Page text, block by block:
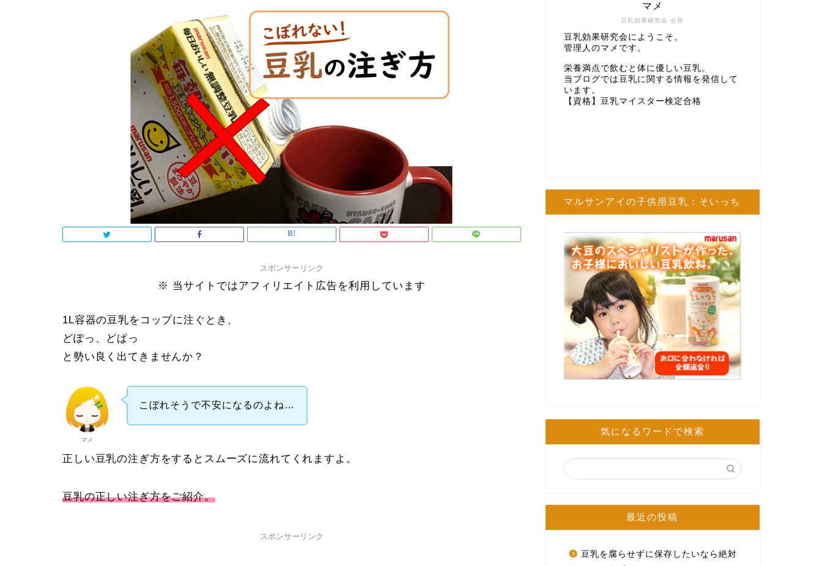
スポンサーリンク
※ 当サイトではアフィリエイト広告を利用しています
1L容器の豆乳をコップに注ぐとき、
どぽっ、どぱっ
と勢い良く出てきませんか？
マメ
こぼれそうで不安になるのよね…
正しい豆乳の注ぎ方をするとスムーズに流れてくれますよ。
豆乳の正しい注ぎ方をご紹介。
スポンサーリンク
豆乳効果研究会 会長
マメ
豆乳効果研究会にようこそ。
管理人のマメです。
栄養満点で飲むと体に優しい豆乳。
当ブログでは豆乳に関する情報を発信して
います。
【資格】豆乳マイスター検定合格
マルサンアイの子供用豆乳：そいっち
気になるワードで検索
最近の投稿
豆乳を腐らせずに保存したいなら絶対